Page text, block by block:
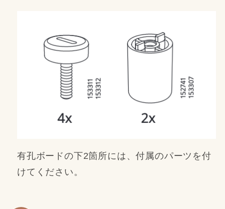
有孔ボードの下2箇所には、付属のパーツを付
けてください。